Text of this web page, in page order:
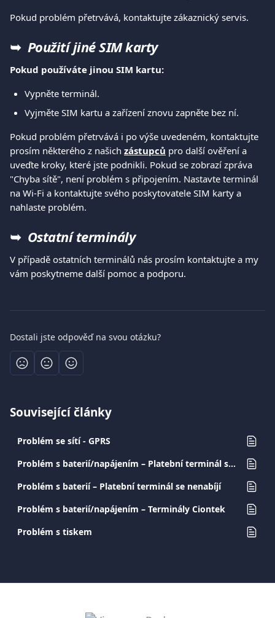
Pokud problém přetrvává, kontaktujte zákaznický servis.
➥ Použití jiné SIM karty
Pokud používáte jinou SIM kartu:
Vypněte terminál.
Vyjměte SIM kartu a zařízení znovu zapněte bez ní.
Pokud problém přetrvává i po výše uvedeném, kontaktujte
prosím některého z našich zástupců pro další ověření a
uveďte kroky, které jste podnikli. Pokud se zobrazí zpráva
"Chyba sítě", není problém s připojením. Nastavte terminál
na Wi-Fi a kontaktujte svého poskytovatele SIM karty a
nahlaste problém.
➥ Ostatní terminály
V případě ostatních terminálů nás prosím kontaktujte a my
vám poskytneme další pomoc a podporu.
Dostali jste odpověď na svou otázku?
Související články
Problém se sítí - GPRS
Problém s baterií/napájením – Platební terminál se vypíná
Problém s baterií – Platební terminál se nenabíjí
Problém s baterií/napájením – Terminály Ciontek
Problém s tiskem